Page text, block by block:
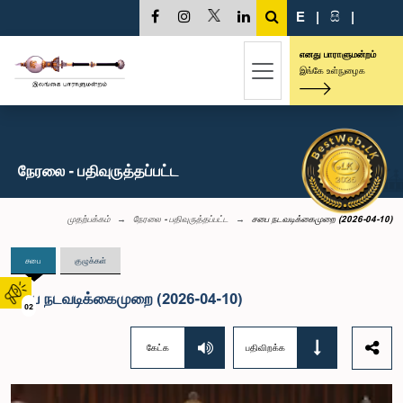
02
E | සි |
எனது பாராளுமன்றம்
இங்கே உள்நுழைக
நேரலை - பதிவுருத்தப்பட்ட
முதற்பக்கம் நேரலை - பதிவுருத்தப்பட்ட சபை நடவடிக்கைமுறை (2026-04-10)
சபை குழுக்கள்
சபை நடவடிக்கைமுறை (2026-04-10)
கேட்க பதிவிறக்க